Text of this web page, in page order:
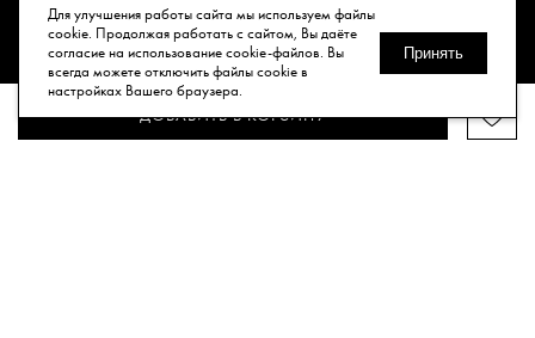
Для улучшения работы сайта мы используем файлы
cookie. Продолжая работать с сайтом, Вы даёте
согласие на использование cookie-файлов. Вы
всегда можете отключить файлы cookie в
настройках Вашего браузера.
Принять
ДОБАВИТЬ В КОРЗИНУ
Карта сайта
© Все права защищены, 2026.